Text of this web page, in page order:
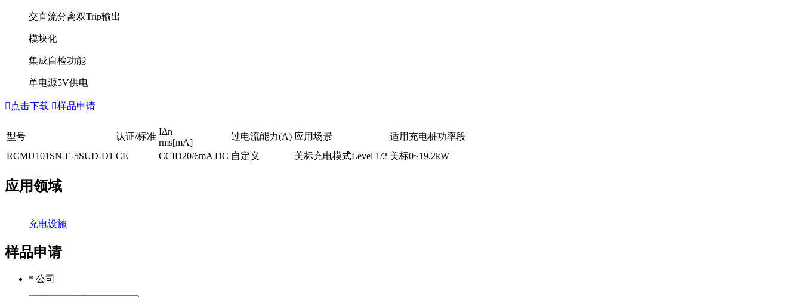
交直流分离双Trip输出
模块化
集成自检功能
单电源5V供电
 点击下载 样品申请
型号 认证/标准 IΔn
rms[mA]
过电流能力(A) 应用场景
适用充电桩功率段
RCMU101SN-E-5SUD-D1 CE CCID20/6mA DC 自定义 美标充电模式Level 1/2 美标0~19.2kW
应用领域
充电设施
样品申请
* 公司